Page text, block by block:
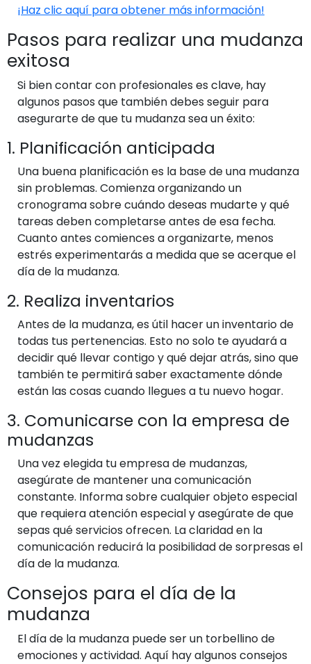
¡Haz clic aquí para obtener más información!
Pasos para realizar una mudanza
exitosa
Si bien contar con profesionales es clave, hay
algunos pasos que también debes seguir para
asegurarte de que tu mudanza sea un éxito:
1. Planificación anticipada
Una buena planificación es la base de una mudanza
sin problemas. Comienza organizando un
cronograma sobre cuándo deseas mudarte y qué
tareas deben completarse antes de esa fecha.
Cuanto antes comiences a organizarte, menos
estrés experimentarás a medida que se acerque el
día de la mudanza.
2. Realiza inventarios
Antes de la mudanza, es útil hacer un inventario de
todas tus pertenencias. Esto no solo te ayudará a
decidir qué llevar contigo y qué dejar atrás, sino que
también te permitirá saber exactamente dónde
están las cosas cuando llegues a tu nuevo hogar.
3. Comunicarse con la empresa de
mudanzas
Una vez elegida tu empresa de mudanzas,
asegúrate de mantener una comunicación
constante. Informa sobre cualquier objeto especial
que requiera atención especial y asegúrate de que
sepas qué servicios ofrecen. La claridad en la
comunicación reducirá la posibilidad de sorpresas el
día de la mudanza.
Consejos para el día de la
mudanza
El día de la mudanza puede ser un torbellino de
emociones y actividad. Aquí hay algunos consejos